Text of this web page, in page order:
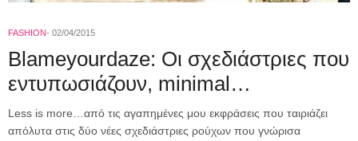
FASHION 02/04/2015
Blameyourdaze: Oι σχεδιάστριες που
εντυπωσιάζουν, minimal…
Less is more…από τις αγαπημένες μου εκφράσεις που ταιριάζει
απόλυτα στις δύο νέες σχεδιάστριες ρούχων που γνώρισα